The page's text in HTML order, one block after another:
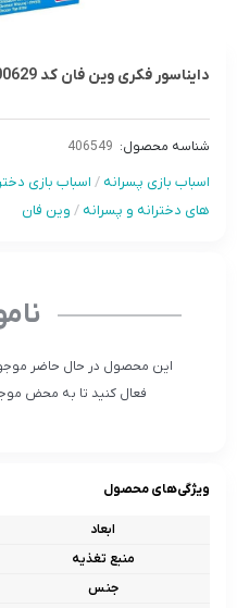
دایناسور فکری وین فان کد 00629
شناسه محصول: 406549
اسباب بازی پسرانه / اسباب بازی
های دخترانه و پسرانه / وین فان
این محصول در حال حاضر موجود
فعال کنید تا به محض
ویژگی‌های محصول
ابعاد
منبع تغذیه
جنس